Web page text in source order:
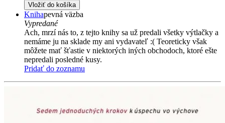
Vložiť do košíka
Knihapevná väzba
Vypredané
Ach, mrzí nás to, z tejto knihy sa už predali všetky výtlačky a
nemáme ju na sklade my ani vydavateľ :( Teoreticky však
môžete mať šťastie v niektorých iných obchodoch, ktoré ešte
nepredali posledné kusy.
Pridať do zoznamu